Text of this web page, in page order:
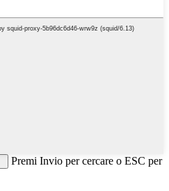
Premi Invio per cercare o ESC per